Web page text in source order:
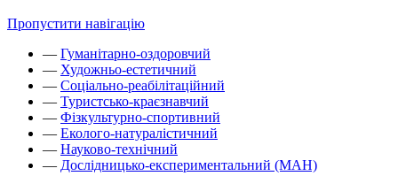
Пропустити навігацію
— Гуманітарно-оздоровчий
— Художньо-естетичний
— Соціально-реабілітаційний
— Туристсько-краєзнавчий
— Фізкультурно-спортивний
— Еколого-натуралістичний
— Науково-технічний
— Дослідницько-експериментальний (МАН)